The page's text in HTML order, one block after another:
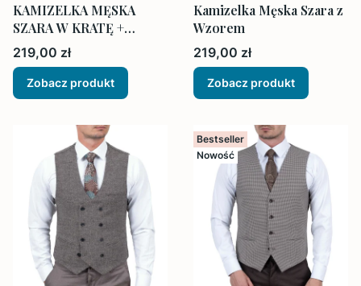
KAMIZELKA MĘSKA
SZARA W KRATĘ +
muszka i poszetka
Cena
219,00 zł
Zobacz produkt
Kamizelka Męska Szara z
Wzorem
Cena
219,00 zł
Zobacz produkt
Bestseller
Nowość